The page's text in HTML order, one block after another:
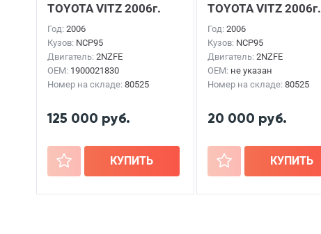
TOYOTA VITZ 2006г.
Год: 2006
Кузов: NCP95
Двигатель: 2NZFE
OEM: 1900021830
Номер на складе: 80525
125 000 руб.
+ КУПИТЬ
TOYOTA VITZ 2006г.
Год: 2006
Кузов: NCP95
Двигатель: 2NZFE
OEM: не указан
Номер на складе: 80525
20 000 руб.
+ КУПИТЬ